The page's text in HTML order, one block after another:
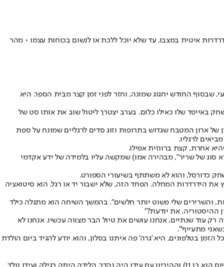
איטית במצבו, עד שלא יוכל ללכת או לנשום בכוחות עצמו • מהר
שבסוף החודש יחגוג שמונה, וחזר לפני זמן קצר מבית הספר. היא
באייפד שלו כאילו כלום. בערב יצטרך ליטול שוב את אותו סט של
של ארון המטבח שגדוש בתרופות וזוג סדים לרגליים שמונח על ספת
לרגליו.
אחרת, קצת ברווזית אפילו.
סוג של שריר", מבהירה אמו) שמקשה עליו בלמידה של ידע אקדמי
כדורסל, והוא לא משתתף בשיעורי הספורט.
את הידרדרות המחלה. הפחד הזה, שלא ישבור יד או רגל, הוא סיטואציה
והשרירים שלי פשוט יותר חלשים". בהמשך השיחה הוא מתגלה כילד
ההיסטוריה, את יודעת?"
רק עוד שנתיים, אנחנו עושים את טיול הבר מצווה עכשיו. אנחנו לא
מתעייף'".
לא חולה. "את מבינה את הסלקציה שהוא עושה? הוא שומע 24 שעות על המחלה, אנחנו כל הזמן בטלפונים, היא 'גרה' פה איתנו בסלון, והוא יודע להגיד ביום הולדת